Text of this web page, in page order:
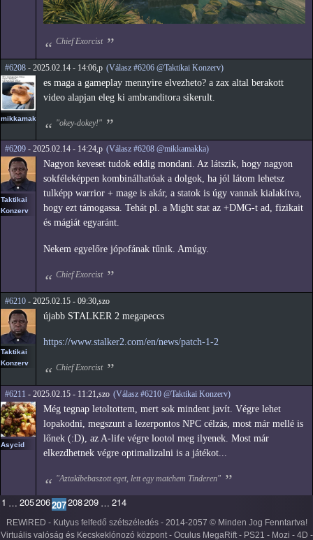
Chief Exorcist
#6208 - 2025.02.14 - 14:06,p (Válasz #6206 @Taktikai Konzerv)
mikkamakka
es maga a gameplay mennyire elvezheto? a zax altal berakott
video alapjan eleg ki ambranditora sikerult.
"okey-dokey!"
#6209 - 2025.02.14 - 14:24,p (Válasz #6208 @mikkamakka)
Taktikai
Konzerv
Nagyon keveset tudok eddig mondani. Az látszik, hogy nagyon
sokféleképpen kombinálhatóak a dolgok, ha jól látom lehetsz
tulképp warrior + mage is akár, a statok is úgy vannak kialakítva,
hogy ezt támogassa. Tehát pl. a Might stat az +DMG-t ad, fizikait
és mágiát egyaránt.
Nekem egyelőre jópofának tűnik. Amúgy.
Chief Exorcist
#6210 - 2025.02.15 - 09:30,szo
Taktikai
Konzerv
újabb STALKER 2 megapeccs
https://www.stalker2.com/en/news/patch-1-2
Chief Exorcist
#6211 - 2025.02.15 - 11:21,szo (Válasz #6210 @Taktikai Konzerv)
Asycid
Még tegnap letoltottem, mert sok mindent javít. Végre lehet
lopakodni, megszunt a lezerpontos NPC célzás, most már mellé is
lőnek (:D), az A-life végre lootol meg ilyenek. Most már
elkezdhetnek végre optimalizalni is a játékot...
"Aztakibebaszott eget, lett egy matchem Tinderen"
1 … 205206207208209 … 214
REWiRED - Kutyus felfedő szétszéledés - 2014-2057 © Minden Jog Fenntartva!
Virtuális valóság és Kecskeklónozó központ - Oculus MegaRift - PS21 - Mozi - 4D -